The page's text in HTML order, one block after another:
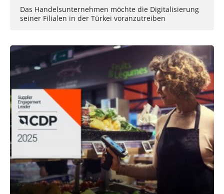
Das Handelsunternehmen möchte die Digitalisierung
seiner Filialen in der Türkei voranzutreiben